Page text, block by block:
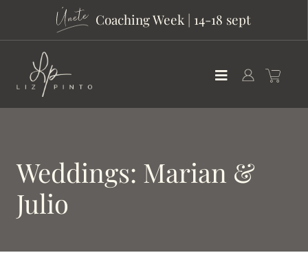
Coaching Week | 14-18 sept
Weddings: Marian &
Julio